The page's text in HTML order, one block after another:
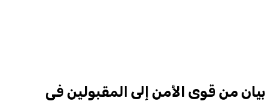
بيان من قوى الأمن إلى المقبولين في